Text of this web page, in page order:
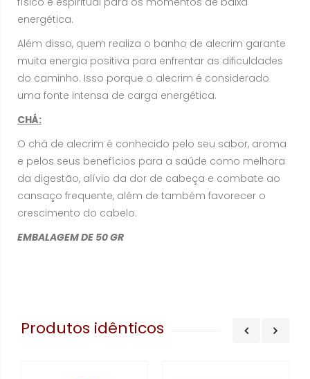
energética.
Além disso, quem realiza o banho de alecrim garante
muita energia positiva para enfrentar as dificuldades
do caminho. Isso porque o alecrim é considerado
uma fonte intensa de carga energética.
CHÁ:
O chá de alecrim é conhecido pelo seu sabor, aroma
e pelos seus benefícios para a saúde como melhora
da digestão, alívio da dor de cabeça e combate ao
cansaço frequente, além de também favorecer o
crescimento do cabelo.
EMBALAGEM DE 50 GR
Produtos idênticos